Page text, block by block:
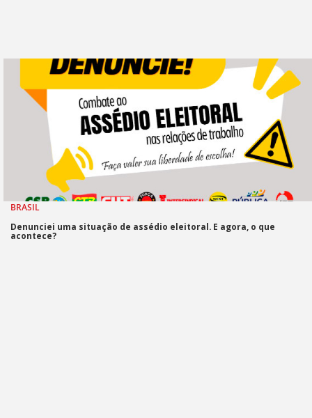
BRASIL
Denunciei uma situação de assédio eleitoral. E agora, o que
acontece?